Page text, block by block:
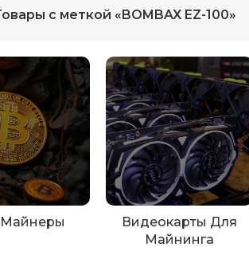
с меткой «BOMBAX EZ-100»
Майнеры
Видеокарты Для
Майнинга